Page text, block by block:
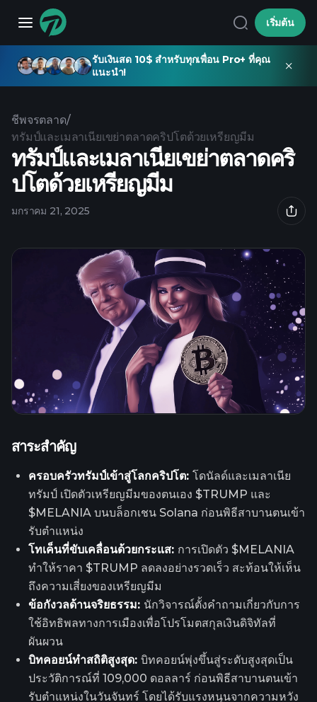
เริ่มต้น
รับเงินสด 10$ สำหรับทุกเพื่อน Pro+ ที่คุณ
แนะนำ!
ชีพจรตลาด/
ทรัมป์และเมลาเนียเขย่าตลาดคริปโตด้วยเหรียญมีม
ทรัมป์และเมลาเนียเขย่าตลาดคริ
ปโตด้วยเหรียญมีม
มกราคม 21, 2025
สาระสำคัญ
ครอบครัวทรัมป์เข้าสู่โลกคริปโต: โดนัลด์และเมลาเนีย
ทรัมป์ เปิดตัวเหรียญมีมของตนเอง $TRUMP และ
$MELANIA บนบล็อกเชน Solana ก่อนพิธีสาบานตนเข้า
รับตำแหน่ง
โทเค็นที่ขับเคลื่อนด้วยกระแส: การเปิดตัว $MELANIA
ทำให้ราคา $TRUMP ลดลงอย่างรวดเร็ว สะท้อนให้เห็น
ถึงความเสี่ยงของเหรียญมีม
ข้อกังวลด้านจริยธรรม: นักวิจารณ์ตั้งคำถามเกี่ยวกับการ
ใช้อิทธิพลทางการเมืองเพื่อโปรโมตสกุลเงินดิจิทัลที่
ผันผวน
บิทคอยน์ทำสถิติสูงสุด: บิทคอยน์พุ่งขึ้นสู่ระดับสูงสุดเป็น
ประวัติการณ์ที่ 109,000 ดอลลาร์ ก่อนพิธีสาบานตนเข้า
รับตำแหน่งในวันจันทร์ โดยได้รับแรงหนุนจากความหวัง